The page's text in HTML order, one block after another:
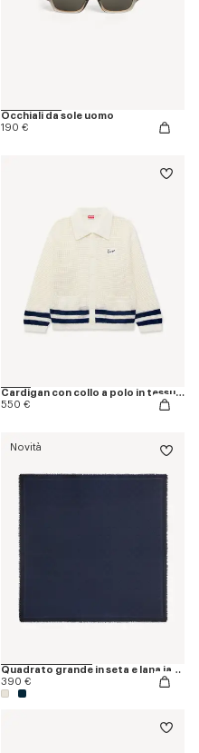
Occhiali da sole uomo
190 €
Cardigan con collo a polo in tessuto a rete
550 €
Novità
Quadrato grande in seta e lana jacquard 'Kenzogram'
390 €